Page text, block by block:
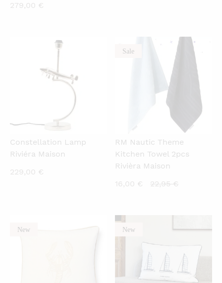
279,00 €
QUICKVIEW
Constellation Lamp
Riviéra Maison
229,00 €
Sale QUICKVIEW
RM Nautic Theme
Kitchen Towel 2pcs
Rivièra Maison
16,00 €
Current
22,95€Original
New New QUICKVIEW